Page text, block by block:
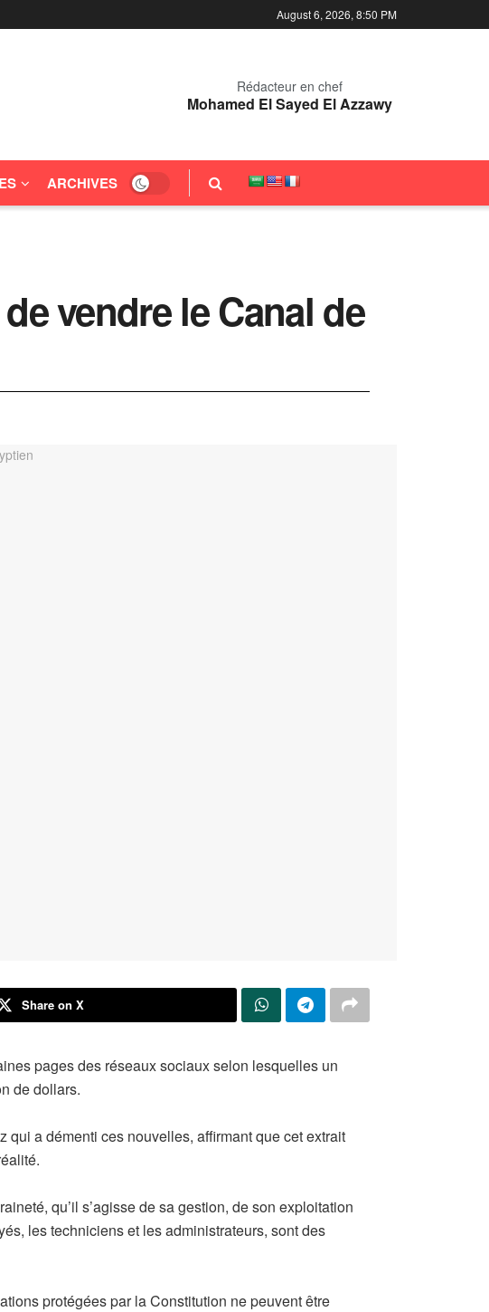
August 6, 2026, 8:50 PM
Rédacteur en chef
Mohamed El Sayed El Azzawy
ARCHIVES
vendre le Canal de
Share on X
pages des réseaux sociaux selon lesquelles un
de dollars.
a démenti ces nouvelles, affirmant que cet extrait
qu’il s’agisse de sa gestion, de son exploitation
les techniciens et les administrateurs, sont des
protégées par la Constitution ne peuvent être